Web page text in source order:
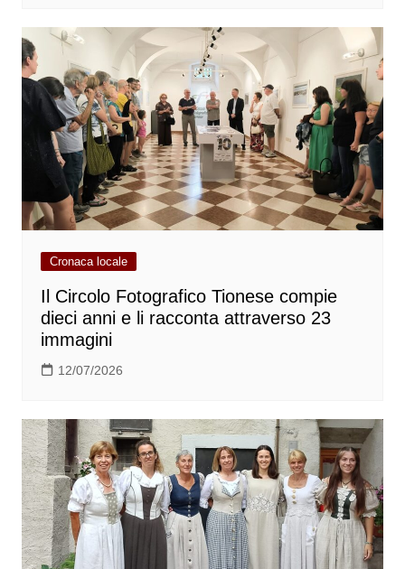
Cronaca locale
Il Circolo Fotografico Tionese compie
dieci anni e li racconta attraverso 23
immagini
12/07/2026